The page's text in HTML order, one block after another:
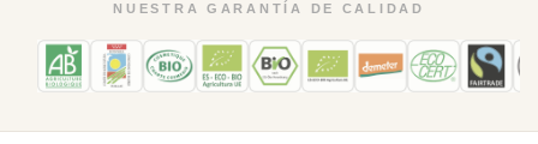
NUESTRA GARANTÍA DE CALIDAD